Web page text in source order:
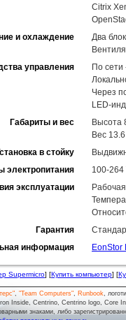
Citrix
и охлаждение
Два
управления
По сети
Через
LED-
Габариты и вес
Высота
Вес
в стойку
электропитания
100-264
эксплуатации
Гарантия
информация
EonStor
Supermicro] [Купить компьютер] [
, "Team Computers", Runbook,
Inside, Centrino, Centrino logo, Core
знаками, либо